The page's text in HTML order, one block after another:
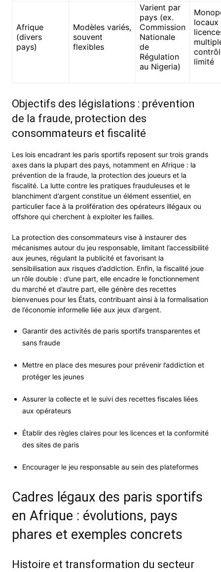
Afrique
(divers
pays)
Modèles variés,
souvent
flexibles
Varient par
pays (ex.
Commission
Nationale
de
Régulation
au Nigeria)
locaux
limité
Objectifs des législations : prévention
de la fraude, protection des
consommateurs et fiscalité
Les lois encadrant les paris sportifs reposent sur trois grands
axes dans la plupart des pays, notamment en Afrique : la
prévention de la fraude, la protection des joueurs et la
fiscalité. La lutte contre les pratiques frauduleuses et le
blanchiment d’argent constitue un élément essentiel, en
particulier face à la prolifération des opérateurs illégaux ou
offshore qui cherchent à exploiter les failles.
La protection des consommateurs vise à instaurer des
mécanismes autour du jeu responsable, limitant l’accessibilité
aux jeunes, régulant la publicité et favorisant la
sensibilisation aux risques d’addiction. Enfin, la fiscalité joue
un rôle double : d’une part, elle encadre le fonctionnement
du marché et d’autre part, elle génère des recettes
bienvenues pour les États, contribuant ainsi à la formalisation
de l’économie informelle liée aux jeux d’argent.
Garantir des activités de paris sportifs transparentes et
sans fraude
Mettre en place des mesures pour prévenir l’addiction et
protéger les jeunes
Assurer la collecte et le suivi des recettes fiscales liées
aux opérateurs
Établir des règles claires pour les licences et la conformité
des sites de paris
Encourager le jeu responsable au sein des plateformes
Cadres légaux des paris sportifs
en Afrique : évolutions, pays
phares et exemples concrets
Histoire et transformation du secteur